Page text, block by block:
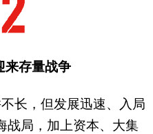
来存量战争
长，但发展迅速、入局
战局，加上资本、大集